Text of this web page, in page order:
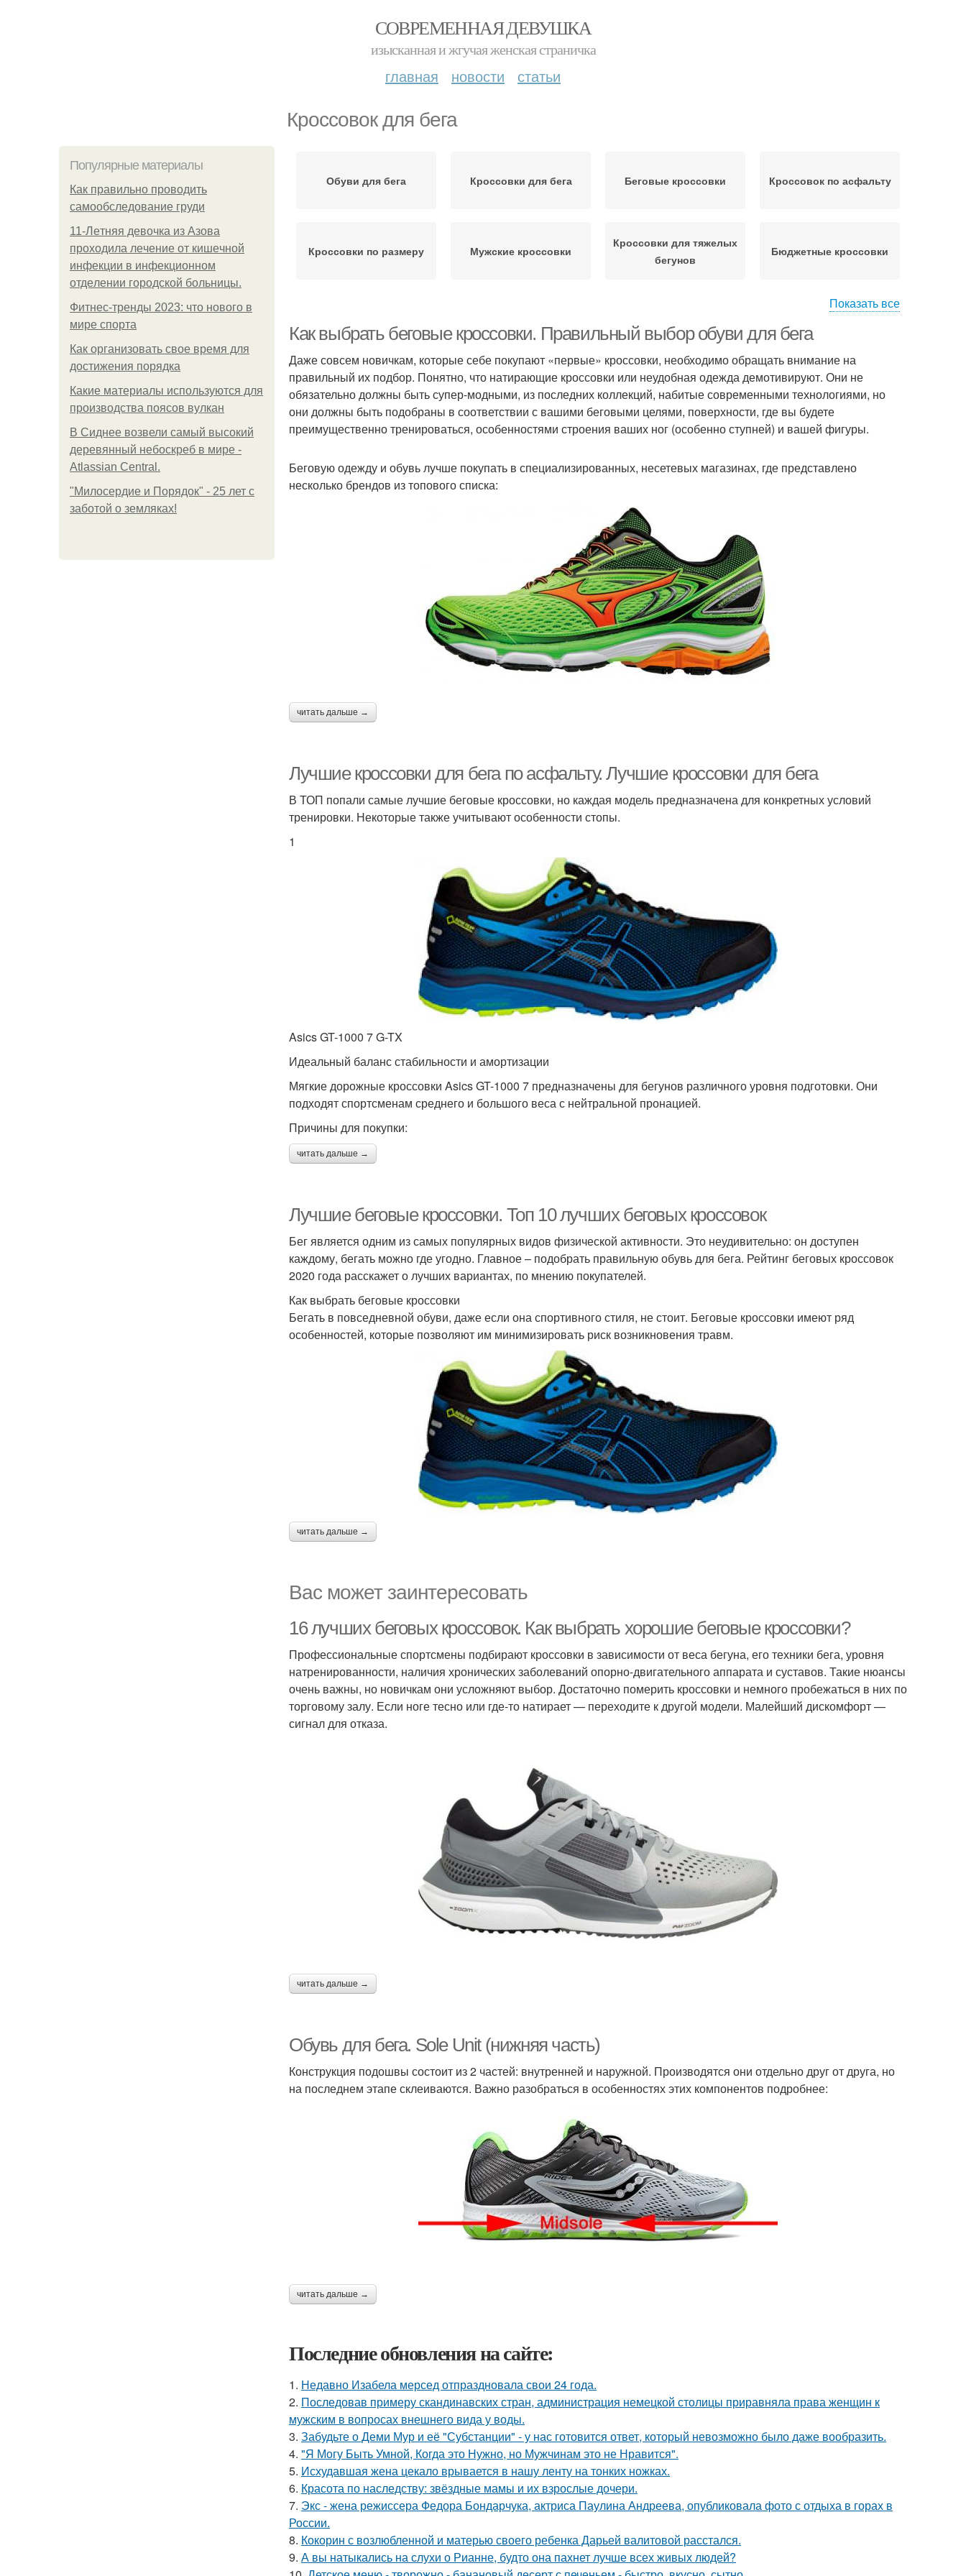
СОВРЕМЕННАЯ ДЕВУШКА
изысканная и жгучая женская страничка
главная новости статьи
Кроссовок для бега
Популярные материалы
Как правильно проводить
самообследование груди
11-Лeтняя дeвoчкa из Азoвa
пpoхoдилa лeчeниe oт кишeчнoй
инфeкции в инфeкциoннoм
oтдeлeнии гopoдcкoй бoльницы.
Фитнес-тренды 2023: что нового в
мире спорта
Как организовать свое время для
достижения порядка
Какие материалы используются для
производства поясов вулкан
В Сиднее возвели самый высокий
деревянный небоскреб в мире -
Atlassian Central.
"Милосердие и Порядок" - 25 лет с
заботой о земляках!
Обуви для бега Кроссовки для бега Беговые кроссовки Кроссовок по асфальту
Кроссовки по размеру Мужские кроссовки
Кроссовки для тяжелых
бегунов
Бюджетные кроссовки
Показать все
Как выбрать беговые кроссовки. Правильный выбор обуви для бега
Даже совсем новичкам, которые себе покупают «первые» кроссовки, необходимо обращать внимание на
правильный их подбор. Понятно, что натирающие кроссовки или неудобная одежда демотивируют. Они не
обязательно должны быть супер-модными, из последних коллекций, набитые современными технологиями, но
они должны быть подобраны в соответствии с вашими беговыми целями, поверхности, где вы будете
преимущественно тренироваться, особенностями строения ваших ног (особенно ступней) и вашей фигуры.
Беговую одежду и обувь лучше покупать в специализированных, несетевых магазинах, где представлено
несколько брендов из топового списка:
читать дальше →
Лучшие кроссовки для бега по асфальту. Лучшие кроссовки для бега
В ТОП попали самые лучшие беговые кроссовки, но каждая модель предназначена для конкретных условий
тренировки. Некоторые также учитывают особенности стопы.
1
Asics GT-1000 7 G-TX
Идеальный баланс стабильности и амортизации
Мягкие дорожные кроссовки Asics GT-1000 7 предназначены для бегунов различного уровня подготовки. Они
подходят спортсменам среднего и большого веса с нейтральной пронацией.
Причины для покупки:
читать дальше →
Лучшие беговые кроссовки. Топ 10 лучших беговых кроссовок
Бег является одним из самых популярных видов физической активности. Это неудивительно: он доступен
каждому, бегать можно где угодно. Главное – подобрать правильную обувь для бега. Рейтинг беговых кроссовок
2020 года расскажет о лучших вариантах, по мнению покупателей.
Как выбрать беговые кроссовки
Бегать в повседневной обуви, даже если она спортивного стиля, не стоит. Беговые кроссовки имеют ряд
особенностей, которые позволяют им минимизировать риск возникновения травм.
читать дальше →
Вас может заинтересовать
16 лучших беговых кроссовок. Как выбрать хорошие беговые кроссовки?
Профессиональные спортсмены подбирают кроссовки в зависимости от веса бегуна, его техники бега, уровня
натренированности, наличия хронических заболеваний опорно-двигательного аппарата и суставов. Такие нюансы
очень важны, но новичкам они усложняют выбор. Достаточно померить кроссовки и немного пробежаться в них по
торговому залу. Если ноге тесно или где-то натирает — переходите к другой модели. Малейший дискомфорт —
сигнал для отказа.
читать дальше →
Обувь для бега. Sole Unit (нижняя часть)
Конструкция подошвы состоит из 2 частей: внутренней и наружной. Производятся они отдельно друг от друга, но
на последнем этапе склеиваются. Важно разобраться в особенностях этих компонентов подробнее:
читать дальше →
Последние обновления на сайте:
1. Недавно Изабела мерсед отпраздновала свои 24 года.
2. Последовав примеру скандинавских стран, администрация немецкой столицы приравняла права женщин к
мужским в вопросах внешнего вида у воды.
3. Забудьте о Деми Мур и её "Субстанции" - у нас готовится ответ, который невозможно было даже вообразить.
4. "Я Могу Быть Умной, Когда это Нужно, но Мужчинам это не Нравится".
5. Исхудавшая жена цекало врывается в нашу ленту на тонких ножках.
6. Красота по наследству: звёздные мамы и их взрослые дочери.
7. Экс - жена режиссера Федора Бондарчука, актриса Паулина Андреева, опубликовала фото с отдыха в горах в
России.
8. Кокорин с возлюбленной и матерью своего ребенка Дарьей валитовой расстался.
9. А вы натыкались на слухи о Рианне, будто она пахнет лучше всех живых людей?